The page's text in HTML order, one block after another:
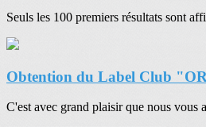
Seuls les 100 premiers résultats sont
Obtention du Label Club
C'est avec grand plaisir que nous vous